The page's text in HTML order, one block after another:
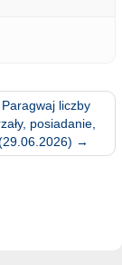
liczby
posiadanie,
→